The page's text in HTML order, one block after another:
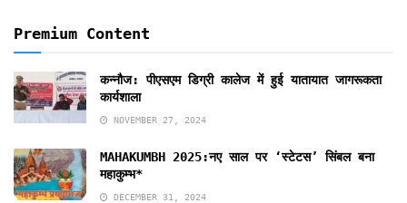
Premium Content
कन्नौज: पीएसएम डिग्री कालेज में हुई यातायात जागरूकता
कार्यशाला
NOVEMBER 27, 2024
MAHAKUMBH 2025:नए साल पर ‘स्टेटस’ सिंबल बना
महाकुम्भ*
DECEMBER 31, 2024